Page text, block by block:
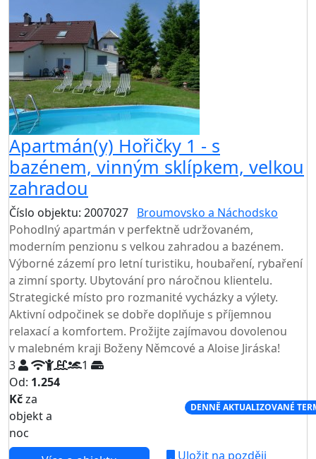
Apartmán(y) Hořičky 1 - s
bazénem, vinným sklípkem, velkou
zahradou
Číslo objektu: 2007027 Broumovsko a Náchodsko
Pohodlný apartmán v perfektně udržovaném,
moderním penzionu s velkou zahradou a bazénem.
Výborné zázemí pro letní turistiku, houbaření, rybaření
a zimní sporty. Ubytování pro náročnou klientelu.
Strategické místo pro rozmanité vycházky a výlety.
Aktivní odpočinek se dobře doplňuje s příjemnou
relaxací a komfortem. Prožijte zajímavou dovolenou
v malebném kraji Boženy Němcové a Aloise Jiráska!
3
1
Od: 1.254
Kčza
objekt a
noc
DENNĚ AKTUALIZOVANÉ
Uložit na později